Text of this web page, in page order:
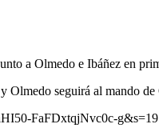
a Olmedo e Ibáñez en
seguirá al mando
FaFDxtqjNvc0c-g&s=19